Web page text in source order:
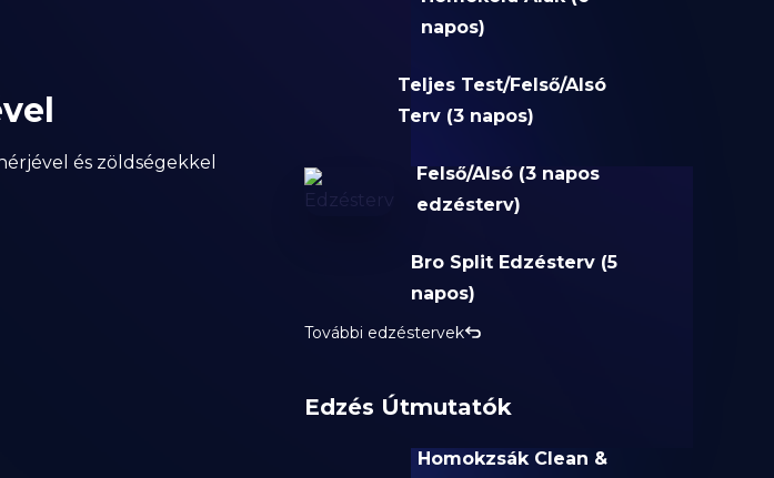
és zöldségekkel
napos)
Teljes Test/Felső/Alsó
Terv (3 napos)
Felső/Alsó (3 napos
edzésterv)
Bro Split Edzésterv (5
napos)
További edzéstervek
Edzés Útmutatók
Homokzsák Clean &